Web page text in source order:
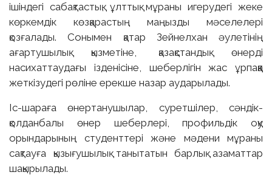
ішіндегі сабақтастық, ұлттық мұраны игерудегі жеке
көркемдік көзқарастың маңызды мәселелері
қозғалады. Сонымен қатар Зейнелхан әулетінің
ағартушылық қызметіне, қазақстандық өнерді
насихаттаудағы ізденісіне, шеберлігін жас ұрпаққа
жеткізудегі рөліне ерекше назар аударылады.
Іс-шараға өнертанушылар, суретшілер, сәндік-
қолданбалы өнер шеберлері, профильдік оқу
орындарының студенттері және мәдени мұраны
сақтауға қызығушылық танытатын барлық азаматтар
шақырылады.